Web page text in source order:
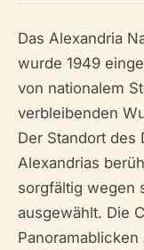
Das Alexandria
wurde 1949
von nationalem
verbleibenden
Der Standort des
Alexandrias
sorgfältig wegen
ausgewählt. Die